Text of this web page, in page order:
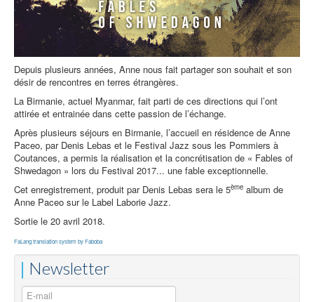
Depuis plusieurs années, Anne nous fait partager son souhait et son
désir de rencontres en terres étrangères.
La Birmanie, actuel Myanmar, fait parti de ces directions qui l’ont
attirée et entrainée dans cette passion de l’échange.
Après plusieurs séjours en Birmanie, l’accueil en résidence de Anne
Paceo, par Denis Lebas et le Festival Jazz sous les Pommiers à
Coutances, a permis la réalisation et la concrétisation de « Fables of
Shwedagon » lors du Festival 2017... une fable exceptionnelle.
Cet enregistrement, produit par Denis Lebas sera le 5ème album de
Anne Paceo sur le Label Laborie Jazz.
Sortie le 20 avril 2018.
FaLang translation system by Faboba
Newsletter